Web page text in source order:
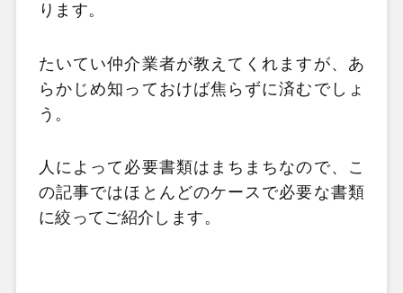
ります。
たいてい仲介業者が教えてくれますが、あ
らかじめ知っておけば焦らずに済むでしょ
う。
人によって必要書類はまちまちなので、こ
の記事ではほとんどのケースで必要な書類
に絞ってご紹介します。